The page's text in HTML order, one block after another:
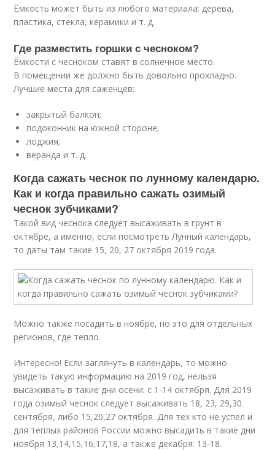
Ёмкость может быть из любого материала: дерева,
пластика, стекла, керамики и т. д.
Где разместить горшки с чесноком?
Ёмкости с чесноком ставят в солнечное место.
В помещении же должно быть довольно прохладно.
Лучшие места для саженцев:
закрытый балкон;
подоконник на южной стороне;
лоджия;
веранда и т. д.
Когда сажать чеснок по лунному календарю.
Как и когда правильно сажать озимый
чеснок зубчиками?
Такой вид чеснока следует высаживать в грунт в
октябре, а именно, если посмотреть Лунный календарь,
то даты там такие 15, 20, 27 октября 2019 года.
Можно также посадить в ноябре, но это для отдельных
регионов, где тепло.
Интересно! Если заглянуть в календарь, то можно
увидеть такую информацию на 2019 год, нельзя
высаживать в такие дни осени: с 1-14 октября. Для 2019
года озимый чеснок следует высаживать 18, 23, 29,30
сентября, либо 15,20,27 октября. Для тех кто не успел и
для теплых районов России можно высадить в такие дни
ноября 13,14,15,16,17,18, а также декабря: 13-18.